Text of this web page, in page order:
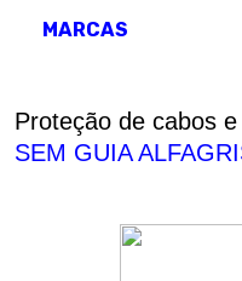
MARCAS
Proteção de cabos
SEM GUIA